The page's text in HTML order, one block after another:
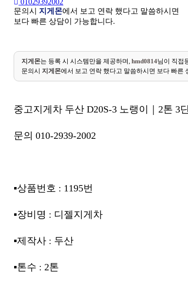
문의시 지게몬에서 보고 연락 했다고 말씀하시면
보다 빠른 상담이 가능합니다.
지게몬는 등록 시 시스템만을 제공하며, hmd0814님이 직접
문의시 지게몬에서 보고 연락 했다고 말씀하시면 보다 빠른
중고지게차 두산 D20S-3 노랭이｜2톤 3
문의 010-2939-2002
▪︎상품번호 : 1195번
▪︎장비명 : 디젤지게차
▪︎제작사 : 두산
▪︎톤수 : 2톤